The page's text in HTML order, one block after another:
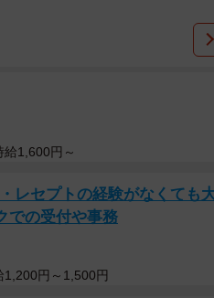
満」が最も多く、次いで「5
、価格や実用性を踏まえて判
を持つ保護者・妊娠中の人
のです。
主流。一方で多様化の傾
1,600円～
レセプトの経験がなくても
での受付や事務
円～1,500円